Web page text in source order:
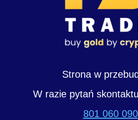
Strona w
W razie pytań
801 060 090